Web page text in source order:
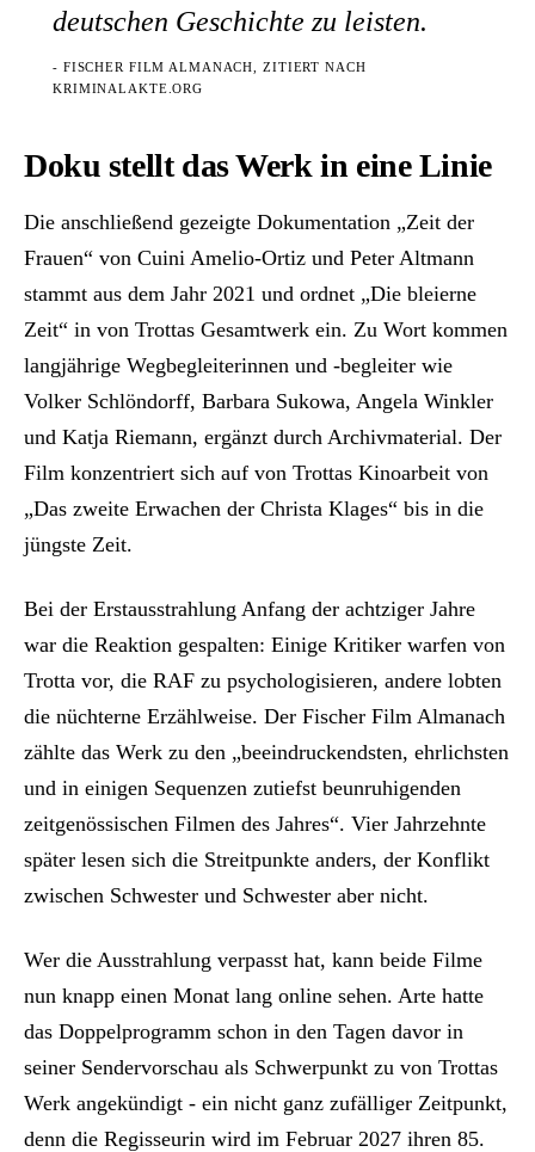
deutschen Geschichte zu leisten.
- FISCHER FILM ALMANACH, ZITIERT NACH
KRIMINALAKTE.ORG
Doku stellt das Werk in eine Linie
Die anschließend gezeigte Dokumentation „Zeit der
Frauen“ von Cuini Amelio-Ortiz und Peter Altmann
stammt aus dem Jahr 2021 und ordnet „Die bleierne
Zeit“ in von Trottas Gesamtwerk ein. Zu Wort kommen
langjährige Wegbegleiterinnen und -begleiter wie
Volker Schlöndorff, Barbara Sukowa, Angela Winkler
und Katja Riemann, ergänzt durch Archivmaterial. Der
Film konzentriert sich auf von Trottas Kinoarbeit von
„Das zweite Erwachen der Christa Klages“ bis in die
jüngste Zeit.
Bei der Erstausstrahlung Anfang der achtziger Jahre
war die Reaktion gespalten: Einige Kritiker warfen von
Trotta vor, die RAF zu psychologisieren, andere lobten
die nüchterne Erzählweise. Der Fischer Film Almanach
zählte das Werk zu den „beeindruckendsten, ehrlichsten
und in einigen Sequenzen zutiefst beunruhigenden
zeitgenössischen Filmen des Jahres“. Vier Jahrzehnte
später lesen sich die Streitpunkte anders, der Konflikt
zwischen Schwester und Schwester aber nicht.
Wer die Ausstrahlung verpasst hat, kann beide Filme
nun knapp einen Monat lang online sehen. Arte hatte
das Doppelprogramm schon in den Tagen davor in
seiner Sendervorschau als Schwerpunkt zu von Trottas
Werk angekündigt - ein nicht ganz zufälliger Zeitpunkt,
denn die Regisseurin wird im Februar 2027 ihren 85.